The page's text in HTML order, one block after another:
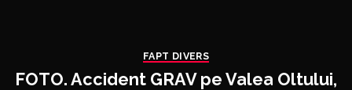
FAPT DIVERS
FOTO. Accident GRAV pe Valea Oltului,